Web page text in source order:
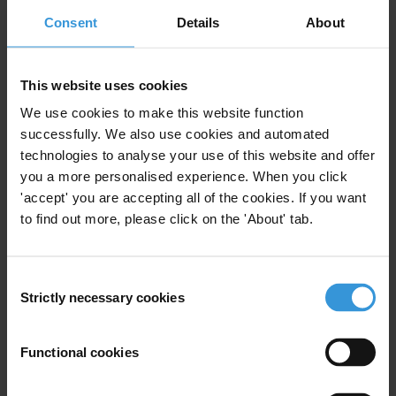
Consent Details About
This website uses cookies
We use cookies to make this website function
successfully. We also use cookies and automated
technologies to analyse your use of this website and offer
you a more personalised experience. When you click
'accept' you are accepting all of the cookies. If you want
to find out more, please click on the 'About' tab.
Selection
Strictly necessary cookies
Functional cookies
Referencias
Resumen
La noción de "daño social" es un concepto emergente
dentro del movimiento anticorrupción que refleja la
intención de identificar, cuantificar y reparar el
impacto y las consecuencias de la corrupción en los
ciudadanos comunes. Se aplica a los individuos como
miembros de una comunidad o a los derechos
Corrupción (UNCAC por sus siglas en inglés) es un
punto de partida útil para la elaboración de un marco